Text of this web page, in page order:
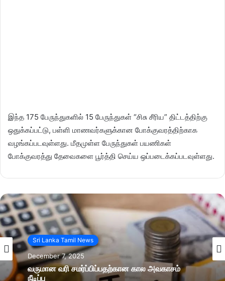
இந்த 175 பேருந்துகளில் 15 பேருந்துகள் “சிசு சீரிய” திட்டத்திற்கு
ஒதுக்கப்பட்டு, பள்ளி மாணவர்களுக்கான போக்குவரத்திற்காக
வழங்கப்படவுள்ளது. மீதமுள்ள பேருந்துகள் பயணிகள்
போக்குவரத்து தேவைகளை பூர்த்தி செய்ய ஒப்படைக்கப்படவுள்ளது.
Sri Lanka Tamil News
December 7, 2025
வருமான வரி சமர்ப்பிப்பதற்கான கால அவகாசம்
நீடிப்பு